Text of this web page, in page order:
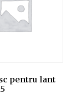
pentru lant